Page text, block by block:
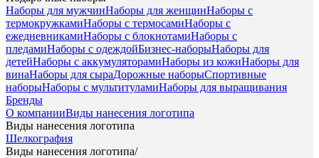
Наборы для мужчинНаборы для женщинНаборы с
термокружкамиНаборы с термосамиНаборы с
ежедневникамиНаборы с блокнотамиНаборы с
пледамиНаборы с одеждойБизнес-наборыНаборы для
детейНаборы с аккумуляторамиНаборы из кожиНаборы для
винаНаборы для сыраДорожные наборыСпортивные
наборыНаборы с мультитуламиНаборы для выращивания
Бренды
О компанииВиды нанесения логотипа
Виды нанесения логотипа
Шелкография
Виды нанесения логотипа/